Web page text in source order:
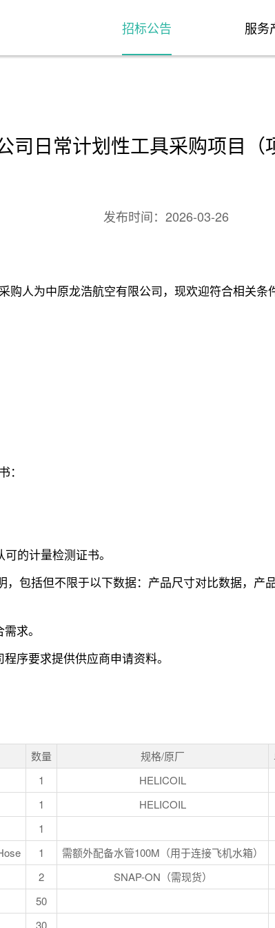
招标公告 服务
司日常计划性工具采购项目（
发布时间： 2026-03-26
人为中原龙浩航空有限公司，现欢迎符合相关条
：
的计量检测证书。
包括但不限于以下数据：产品尺寸对比数据，
求。
序要求提供供应商申请资料。
数量 规格/原厂
1 HELICOIL
1 HELICOIL
1
1 需额外配备水管100M（用于连接飞机水箱）
2 SNAP-ON（需现货）
50
30